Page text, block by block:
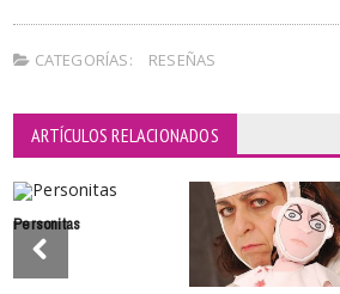
CATEGORÍAS: RESEÑAS
ARTÍCULOS RELACIONADOS
Personitas